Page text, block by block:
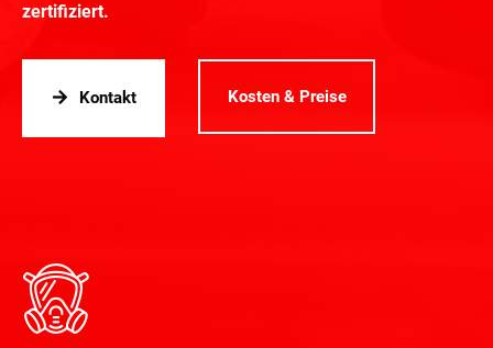
zertifiziert.
Kontakt Kosten & Preise